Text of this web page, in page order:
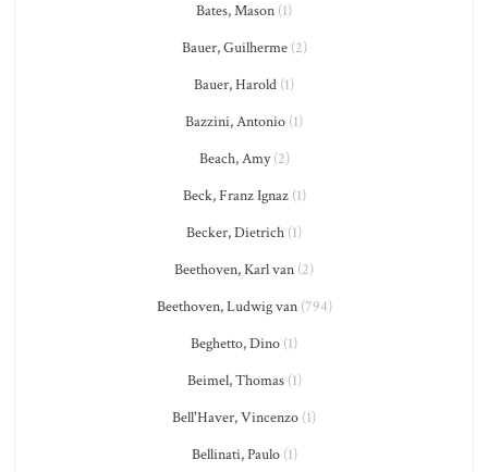
Bates, Mason (1)
Bauer, Guilherme(2)
Bauer, Harold (1)
Bazzini, Antonio (1)
Beach, Amy(2)
Beck, Franz Ignaz(1)
Becker, Dietrich (1)
Beethoven, Karl van (2)
Beethoven, Ludwig van(794)
Beghetto, Dino (1)
Beimel, Thomas(1)
Bell'Haver, Vincenzo (1)
Bellinati, Paulo(1)